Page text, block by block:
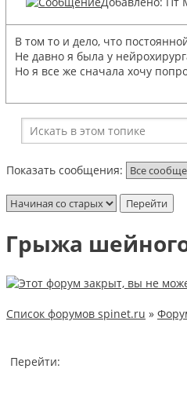
В том то и дело, что
Не давно я была у
Но я все же сначала хочу
Показать сообщения:
Грыжа
Список форумов spinet.ru »
Перейти: